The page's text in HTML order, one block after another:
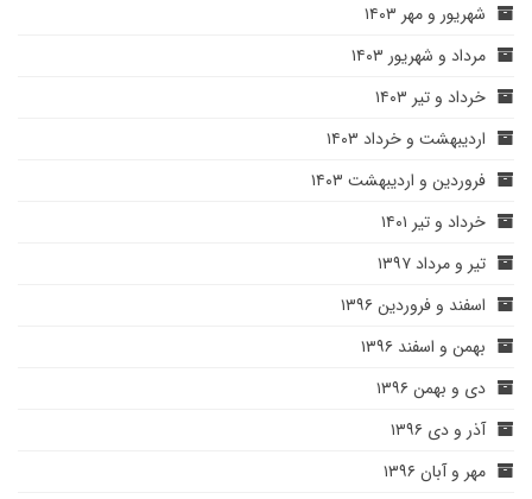
شهریور و مهر ۱۴۰۳
مرداد و شهریور ۱۴۰۳
خرداد و تیر ۱۴۰۳
اردیبهشت و خرداد ۱۴۰۳
فروردین و اردیبهشت ۱۴۰۳
خرداد و تیر ۱۴۰۱
تیر و مرداد ۱۳۹۷
اسفند و فروردین ۱۳۹۶
بهمن و اسفند ۱۳۹۶
دی و بهمن ۱۳۹۶
آذر و دی ۱۳۹۶
مهر و آبان ۱۳۹۶